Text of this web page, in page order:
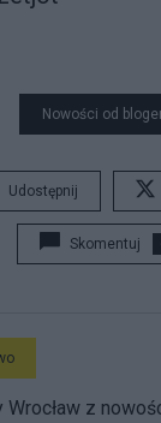
Nowości od
Udostępnij
Skomentuj
z